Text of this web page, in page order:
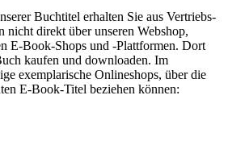
Buchtitel erhalten Sie aus Vertriebs-
nicht direkt über unseren Webshop,
E-Book-Shops und -Plattformen. Dort
kaufen und downloaden. Im
exemplarische Onlineshops, über die
E-Book-Titel beziehen können: